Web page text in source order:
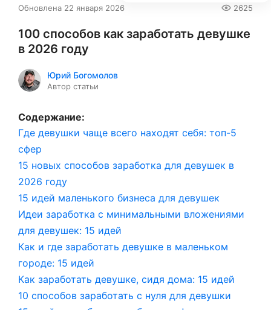
Обновлена 22 января 2026 2625
100 способов как заработать девушке
в 2026 году
Юрий Богомолов
Автор статьи
Содержание:
Где девушки чаще всего находят себя: топ-5
сфер
15 новых способов заработка для девушек в
2026 году
15 идей маленького бизнеса для девушек
Идеи заработка с минимальными вложениями
для девушек: 15 идей
Как и где заработать девушке в маленьком
городе: 15 идей
Как заработать девушке, сидя дома: 15 идей
10 способов заработать с нуля для девушки